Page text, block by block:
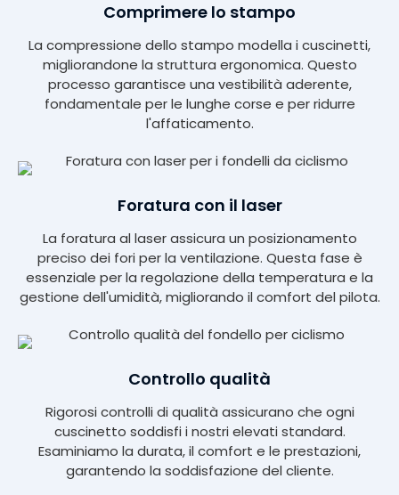
Comprimere lo stampo
La compressione dello stampo modella i cuscinetti,
migliorandone la struttura ergonomica. Questo
processo garantisce una vestibilità aderente,
fondamentale per le lunghe corse e per ridurre
l'affaticamento.
Foratura con il laser
La foratura al laser assicura un posizionamento
preciso dei fori per la ventilazione. Questa fase è
essenziale per la regolazione della temperatura e la
gestione dell'umidità, migliorando il comfort del pilota.
Controllo qualità
Rigorosi controlli di qualità assicurano che ogni
cuscinetto soddisfi i nostri elevati standard.
Esaminiamo la durata, il comfort e le prestazioni,
garantendo la soddisfazione del cliente.